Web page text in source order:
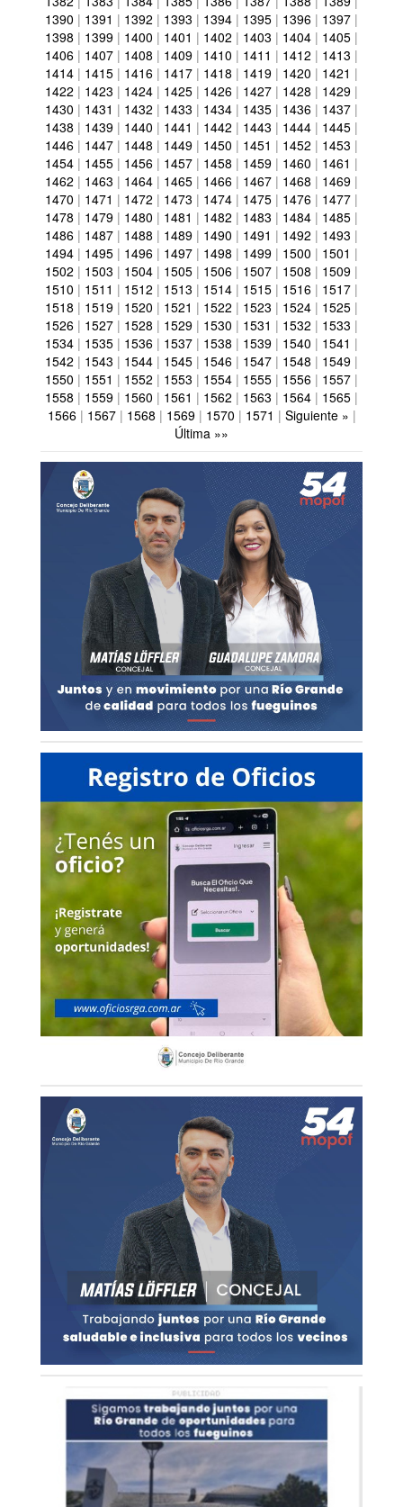
1390 | 1391 | 1392 | 1393 | 1394 | 1395 | 1396 | 1397 |
1398 | 1399 | 1400 | 1401 | 1402 | 1403 | 1404 | 1405 |
1406 | 1407 | 1408 | 1409 | 1410 | 1411 | 1412 | 1413 |
1414 | 1415 | 1416 | 1417 | 1418 | 1419 | 1420 | 1421 |
1422 | 1423 | 1424 | 1425 | 1426 | 1427 | 1428 | 1429 |
1430 | 1431 | 1432 | 1433 | 1434 | 1435 | 1436 | 1437 |
1438 | 1439 | 1440 | 1441 | 1442 | 1443 | 1444 | 1445 |
1446 | 1447 | 1448 | 1449 | 1450 | 1451 | 1452 | 1453 |
1454 | 1455 | 1456 | 1457 | 1458 | 1459 | 1460 | 1461 |
1462 | 1463 | 1464 | 1465 | 1466 | 1467 | 1468 | 1469 |
1470 | 1471 | 1472 | 1473 | 1474 | 1475 | 1476 | 1477 |
1478 | 1479 | 1480 | 1481 | 1482 | 1483 | 1484 | 1485 |
1486 | 1487 | 1488 | 1489 | 1490 | 1491 | 1492 | 1493 |
1494 | 1495 | 1496 | 1497 | 1498 | 1499 | 1500 | 1501 |
1502 | 1503 | 1504 | 1505 | 1506 | 1507 | 1508 | 1509 |
1510 | 1511 | 1512 | 1513 | 1514 | 1515 | 1516 | 1517 |
1518 | 1519 | 1520 | 1521 | 1522 | 1523 | 1524 | 1525 |
1526 | 1527 | 1528 | 1529 | 1530 | 1531 | 1532 | 1533 |
1534 | 1535 | 1536 | 1537 | 1538 | 1539 | 1540 | 1541 |
1542 | 1543 | 1544 | 1545 | 1546 | 1547 | 1548 | 1549 |
1550 | 1551 | 1552 | 1553 | 1554 | 1555 | 1556 | 1557 |
1558 | 1559 | 1560 | 1561 | 1562 | 1563 | 1564 | 1565 |
1566| 1567| 1568 | 1569| 1570 | 1571 | Siguiente » |
Última »»